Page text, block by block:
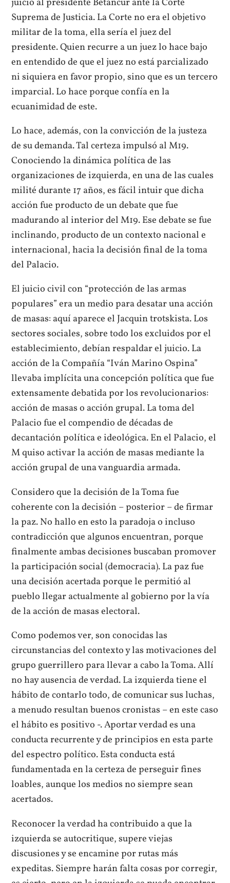
Suprema de Justicia. La Corte no era el objetivo
militar de la toma, ella sería el juez del
presidente. Quien recurre a un juez lo hace bajo
en entendido de que el juez no está parcializado
ni siquiera en favor propio, sino que es un tercero
imparcial. Lo hace porque confía en la
ecuanimidad de este.
Lo hace, además, con la convicción de la justeza
de su demanda. Tal certeza impulsó al M19.
Conociendo la dinámica política de las
organizaciones de izquierda, en una de las cuales
milité durante 17 años, es fácil intuir que dicha
acción fue producto de un debate que fue
madurando al interior del M19. Ese debate se fue
inclinando, producto de un contexto nacional e
internacional, hacia la decisión final de la toma
del Palacio.
El juicio civil con “protección de las armas
populares” era un medio para desatar una acción
de masas: aquí aparece el Jacquin trotskista. Los
sectores sociales, sobre todo los excluidos por el
establecimiento, debían respaldar el juicio. La
acción de la Compañía “Iván Marino Ospina”
llevaba implícita una concepción política que fue
extensamente debatida por los revolucionarios:
acción de masas o acción grupal. La toma del
Palacio fue el compendio de décadas de
decantación política e ideológica. En el Palacio, el
M quiso activar la acción de masas mediante la
acción grupal de una vanguardia armada.
Considero que la decisión de la Toma fue
coherente con la decisión – posterior – de firmar
la paz. No hallo en esto la paradoja o incluso
contradicción que algunos encuentran, porque
finalmente ambas decisiones buscaban promover
la participación social (democracia). La paz fue
una decisión acertada porque le permitió al
pueblo llegar actualmente al gobierno por la vía
de la acción de masas electoral.
Como podemos ver, son conocidas las
circunstancias del contexto y las motivaciones del
grupo guerrillero para llevar a cabo la Toma. Allí
no hay ausencia de verdad. La izquierda tiene el
hábito de contarlo todo, de comunicar sus luchas,
a menudo resultan buenos cronistas – en este caso
el hábito es positivo -. Aportar verdad es una
conducta recurrente y de principios en esta parte
del espectro político. Esta conducta está
fundamentada en la certeza de perseguir fines
loables, aunque los medios no siempre sean
acertados.
Reconocer la verdad ha contribuido a que la
izquierda se autocritique, supere viejas
discusiones y se encamine por rutas más
expeditas. Siempre harán falta cosas por corregir,